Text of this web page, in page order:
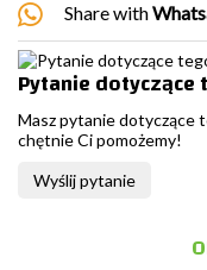
Share with
Pytanie
Masz pytanie dotyczące
chętnie Ci pomożemy!
Wyślij pytanie